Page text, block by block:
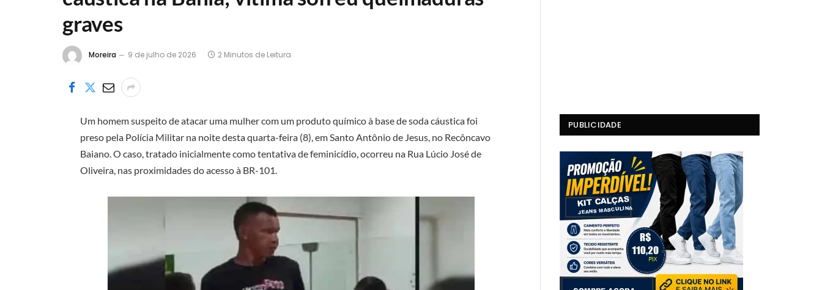
graves
Moreira 9 de julho de 2026 2 Minutos de Leitura
Um homem suspeito de atacar uma mulher com um produto químico à base de soda cáustica foi
preso pela Polícia Militar na noite desta quarta-feira (8), em Santo Antônio de Jesus, no Recôncavo
Baiano. O caso, tratado inicialmente como tentativa de feminicídio, ocorreu na Rua Lúcio José de
Oliveira, nas proximidades do acesso à BR-101.
PUBLICIDADE